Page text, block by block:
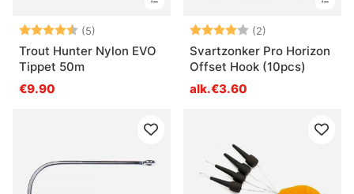
Arvio: (5)
4.8 5:sta tähdestä
Trout Hunter Nylon EVO
Tippet 50m
€9.90
Arvio: (2)
Svartzonker Pro Horizon
Offset Hook (10pcs)
alk.€3.60